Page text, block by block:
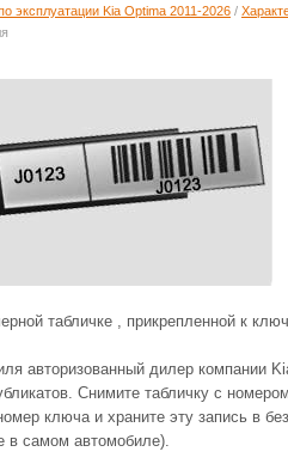
эксплуатации Kia Optima 2011-2026 /
табличке , прикрепленной к
авторизованный дилер компании
Снимите табличку с
ключа и храните эту запись в
в самом автомобиле).